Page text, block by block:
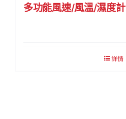
多功能風速/風溫/濕度計
詳情